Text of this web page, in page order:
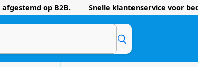
op B2B. Snelle klantenservice